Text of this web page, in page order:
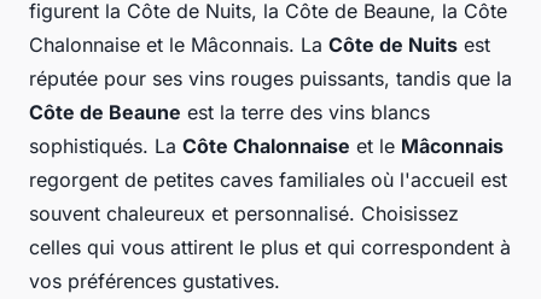
figurent la Côte de Nuits, la Côte de Beaune, la Côte
Chalonnaise et le Mâconnais. La Côte de Nuits est
réputée pour ses vins rouges puissants, tandis que la
Côte de Beaune est la terre des vins blancs
sophistiqués. La Côte Chalonnaise et le Mâconnais
regorgent de petites caves familiales où l'accueil est
souvent chaleureux et personnalisé. Choisissez
celles qui vous attirent le plus et qui correspondent à
vos préférences gustatives.